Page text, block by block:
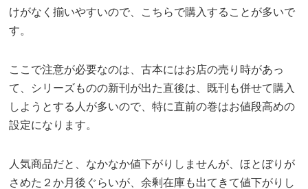
けがなく揃いやすいので、こちらで購入することが多いで
す。
ここで注意が必要なのは、古本にはお店の売り時があっ
て、シリーズものの新刊が出た直後は、既刊も併せて購入
しようとする人が多いので、特に直前の巻はお値段高めの
設定になります。
人気商品だと、なかなか値下がりしませんが、ほとぼりが
さめた２か月後ぐらいが、余剰在庫も出てきて値下がりし